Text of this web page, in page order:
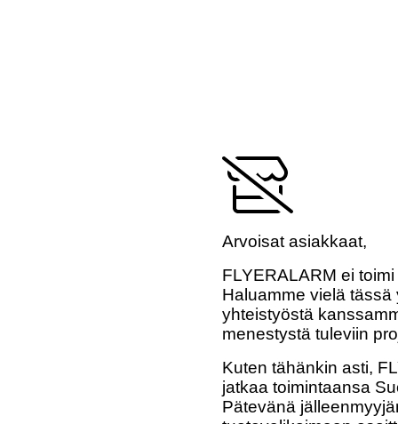
Arvoisat asiakkaat,
FLYERALARM ei
Haluamme vielä
yhteistyöstä
menestystä tuleviin
Kuten tähänkin asti,
jatkaa toimintaansa
Pätevänä